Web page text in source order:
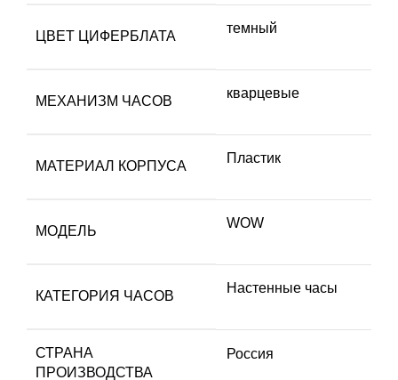
ЦВЕТ ЦИФЕРБЛАТА
темный
МЕХАНИЗМ ЧАСОВ
кварцевые
МАТЕРИАЛ КОРПУСА
Пластик
МОДЕЛЬ
WOW
КАТЕГОРИЯ ЧАСОВ
Настенные часы
СТРАНА
ПРОИЗВОДСТВА
Россия